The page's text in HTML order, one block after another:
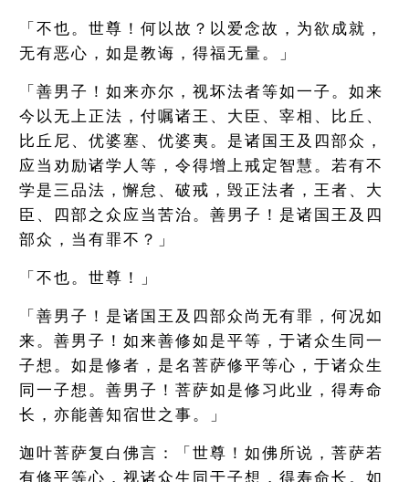
「不也。世尊！何以故？以爱念故，为欲成就，
无有恶心，如是教诲，得福无量。」
「善男子！如来亦尔，视坏法者等如一子。如来
今以无上正法，付嘱诸王、大臣、宰相、比丘、
比丘尼、优婆塞、优婆夷。是诸国王及四部众，
应当劝励诸学人等，令得增上戒定智慧。若有不
学是三品法，懈怠、破戒，毁正法者，王者、大
臣、四部之众应当苦治。善男子！是诸国王及四
部众，当有罪不？」
「不也。世尊！」
「善男子！是诸国王及四部众尚无有罪，何况如
来。善男子！如来善修如是平等，于诸众生同一
子想。如是修者，是名菩萨修平等心，于诸众生
同一子想。善男子！菩萨如是修习此业，得寿命
长，亦能善知宿世之事。」
迦叶菩萨复白佛言：「世尊！如佛所说，菩萨若
有修平等心，视诸众生同于子想，得寿命长。如